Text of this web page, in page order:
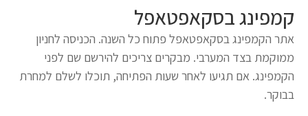
קמפינג בסקאפטאפל
אתר הקמפינג בסקאפטאפל פתוח כל השנה. הכניסה לחניון
ממוקמת בצד המערבי. מבקרים צריכים להירשם שם לפני
הקמפינג. אם תגיעו לאחר שעות הפתיחה, תוכלו לשלם למחרת
בבוקר.